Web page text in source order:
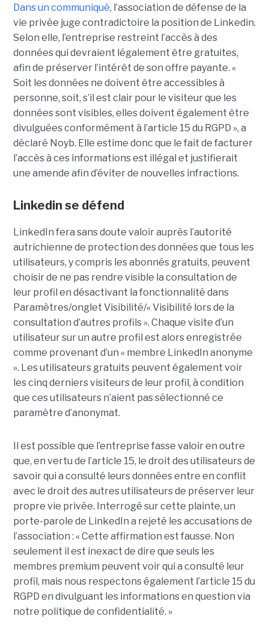
Dans un communiqué, l’association de défense de la
vie privée juge contradictoire la position de Linkedin.
Selon elle, l’entreprise restreint l’accès à des
données qui devraient légalement être gratuites,
afin de préserver l’intérêt de son offre payante. «
Soit les données ne doivent être accessibles à
personne, soit, s’il est clair pour le visiteur que les
données sont visibles, elles doivent également être
divulguées conformément à l’article 15 du RGPD », a
déclaré Noyb. Elle estime donc que le fait de facturer
l’accès à ces informations est illégal et justifierait
une amende afin d’éviter de nouvelles infractions.
Linkedin se défend
LinkedIn fera sans doute valoir auprès l’autorité
autrichienne de protection des données que tous les
utilisateurs, y compris les abonnés gratuits, peuvent
choisir de ne pas rendre visible la consultation de
leur profil en désactivant la fonctionnalité dans
Paramètres/onglet Visibilité/« Visibilité lors de la
consultation d’autres profils ». Chaque visite d’un
utilisateur sur un autre profil est alors enregistrée
comme provenant d’un « membre LinkedIn anonyme
». Les utilisateurs gratuits peuvent également voir
les cinq derniers visiteurs de leur profil, à condition
que ces utilisateurs n’aient pas sélectionné ce
paramètre d’anonymat.
Il est possible que l’entreprise fasse valoir en outre
que, en vertu de l’article 15, le droit des utilisateurs de
savoir qui a consulté leurs données entre en conflit
avec le droit des autres utilisateurs de préserver leur
propre vie privée. Interrogé sur cette plainte, un
porte-parole de LinkedIn a rejeté les accusations de
l’association : « Cette affirmation est fausse. Non
seulement il est inexact de dire que seuls les
membres premium peuvent voir qui a consulté leur
profil, mais nous respectons également l’article 15 du
RGPD en divulguant les informations en question via
notre politique de confidentialité. »